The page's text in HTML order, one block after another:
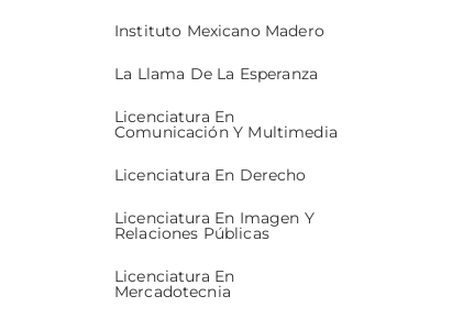
Instituto Mexicano Madero
La Llama De La Esperanza
Licenciatura En
Comunicación Y Multimedia
Licenciatura En Derecho
Licenciatura En Imagen Y
Relaciones Públicas
Licenciatura En
Mercadotecnia